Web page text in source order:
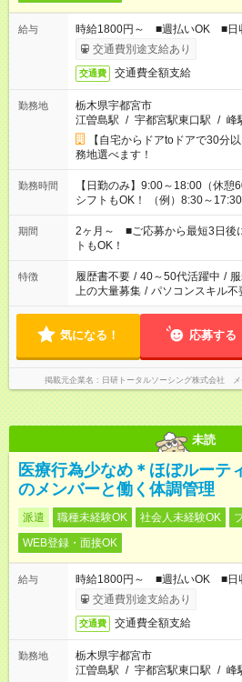
給与
時給1800円～ ■週払いOK ■日
交通費別途支給あり
交通費 交通費全額支給
勤務地
栃木県宇都宮市
江曽島駅 / 宇都宮駅東口駅 / 峰
【自宅からドアtoドアで30分
務地選べます！
勤務時間
【日勤のみ】9:00～18:00（休憩60分） ■ご希望があ
シフトもOK！ （例）8:30～
「家族とお休みを合わせたい」
たい」 「できれば残業はしたく
えてくださいね。 ※Wワーク希望の方へ 今ご覧のお仕事で希望
する勤務時間と、もう1つのお仕
間を超える場合は応募できません
期間
2ヶ月～ ■ご応募から最短3日後
トもOK！
特徴 履歴書不要 / 40～50代活躍中 /
上の大量募集 / パソコンスキル不
気になる！ 応募する
掲載元企業名 日研トータルソーシング株式会社
未読
医療行為少なめ＊ほぼルーテ
のメンバーと働く体調管理
派遣 職種未経験OK 社会人未経験OK
WEB登録・面接OK
給与
時給1800円～ ■週払いOK ■日
交通費別途支給あり
交通費 交通費全額支給
勤務地
栃木県宇都宮市
江曽島駅 / 宇都宮駅東口駅 / 峰